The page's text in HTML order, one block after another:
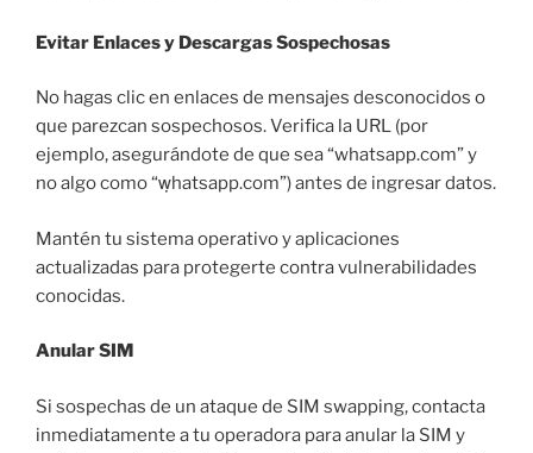
Evitar Enlaces y Descargas Sospechosas
No hagas clic en enlaces de mensajes desconocidos o
que parezcan sospechosos. Verifica la URL (por
ejemplo, asegurándote de que sea “whatsapp.com” y
no algo como “ẉhatsapp.com”) antes de ingresar datos.
Mantén tu sistema operativo y aplicaciones
actualizadas para protegerte contra vulnerabilidades
conocidas.
Anular SIM
Si sospechas de un ataque de SIM swapping, contacta
inmediatamente a tu operadora para anular la SIM y